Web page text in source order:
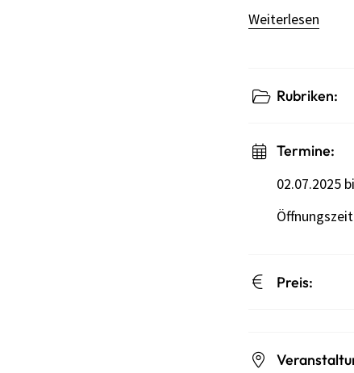
Weiterlesen
Rubriken:
Termine:
02.07.2025
Preis: